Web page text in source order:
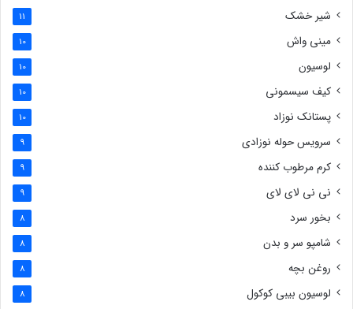
شیر خشک 11
مینی واش 10
لوسیون 10
کیف سیسمونی 10
پستانک نوزاد 10
سرویس حوله نوزادی 9
کرم مرطوب کننده 9
نی نی لای لای 9
بخور سرد 8
شامپو سر و بدن 8
روغن بچه 8
لوسیون بیبی کوکول 8